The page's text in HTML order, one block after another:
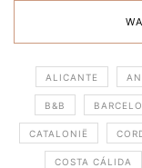
ALICANTE
B&B
CATALONIË
COSTA CÁLIDA